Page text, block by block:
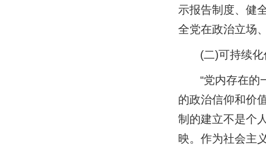
示报告制度、健
全党在政治立场
(二)可持续
“党内存在的
的政治信仰和价
制的建立不是个
映。作为社会主